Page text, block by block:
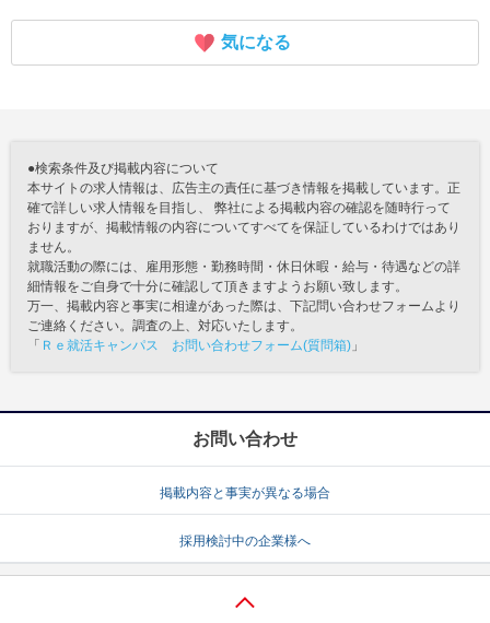
気になる
●検索条件及び掲載内容について
本サイトの求人情報は、広告主の責任に基づき情報を掲載しています。正
確で詳しい求人情報を目指し、 弊社による掲載内容の確認を随時行って
おりますが、掲載情報の内容についてすべてを保証しているわけではあり
ません。
就職活動の際には、雇用形態・勤務時間・休日休暇・給与・待遇などの詳
細情報をご自身で十分に確認して頂きますようお願い致します。
万一、掲載内容と事実に相違があった際は、下記問い合わせフォームより
ご連絡ください。調査の上、対応いたします。
「 Ｒｅ就活キャンパス お問い合わせフォーム(質問箱) 」
お問い合わせ
掲載内容と事実が異なる場合
採用検討中の企業様へ